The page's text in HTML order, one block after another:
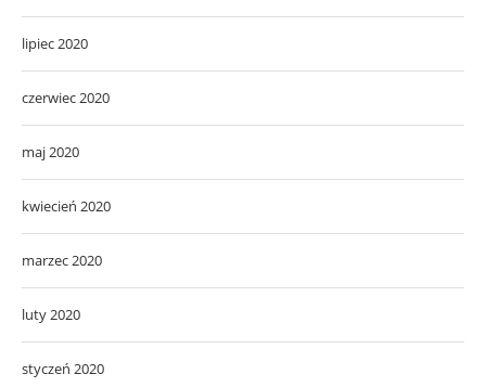
lipiec 2020
czerwiec 2020
maj 2020
kwiecień 2020
marzec 2020
luty 2020
styczeń 2020